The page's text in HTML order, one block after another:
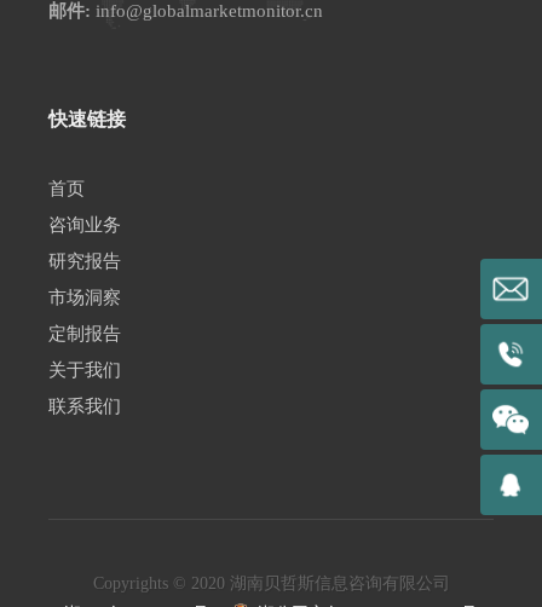
邮件: info@globalmarketmonitor.cn
快速链接
首页
咨询业务
研究报告
市场洞察
定制报告
关于我们
联系我们
Copyrights © 2020 湖南贝哲斯信息咨询有限公司